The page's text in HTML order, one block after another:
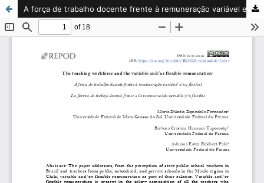
A força de trabalho docente frente à remuneração variável e/ou flexível